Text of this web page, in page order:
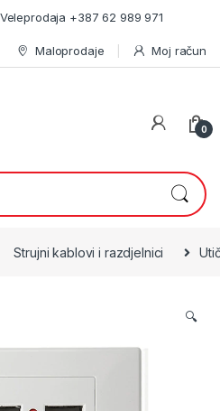
Veleprodaja +387 62 989 971
Maloprodaje Moj račun
0
Strujni kablovi i razdjelnici
🔍